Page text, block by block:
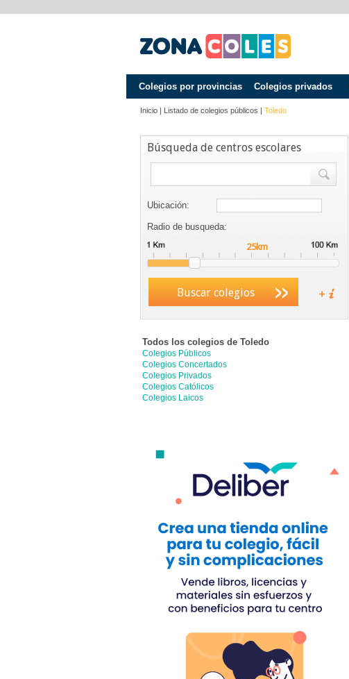
Colegios por provincias Colegios privados
Inicio | Listado de colegios públicos | Toledo
Búsqueda de centros escolares
Ubicación:
Radio de busqueda:
Buscar colegios
Todos los colegios de Toledo
Colegios Públicos
Colegios Concertados
Colegios Privados
Colegios Católicos
Colegios Laicos